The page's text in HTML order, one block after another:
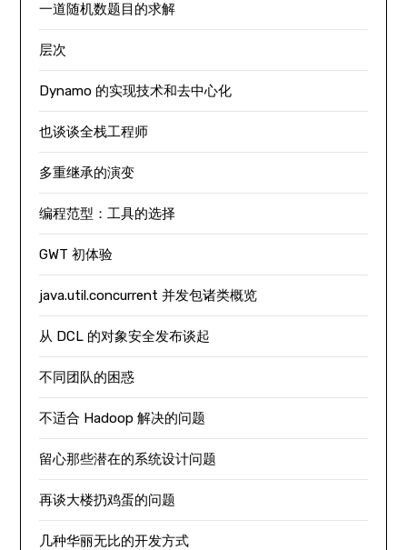
一道随机数题目的求解
层次
Dynamo 的实现技术和去中心化
也谈谈全栈工程师
多重继承的演变
编程范型：工具的选择
GWT 初体验
java.util.concurrent 并发包诸类概览
从 DCL 的对象安全发布谈起
不同团队的困惑
不适合 Hadoop 解决的问题
留心那些潜在的系统设计问题
再谈大楼扔鸡蛋的问题
几种华丽无比的开发方式